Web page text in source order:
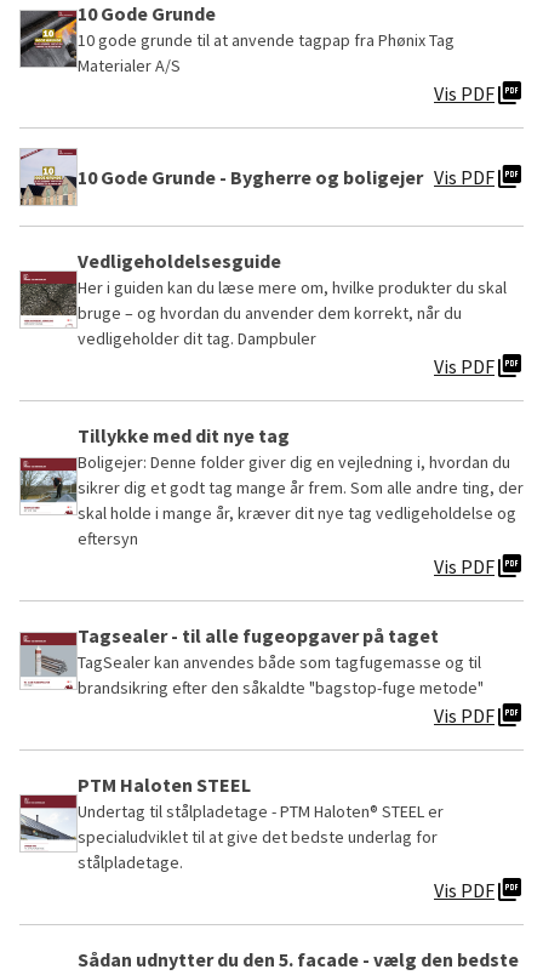
10 Gode Grunde
10 gode grunde til at anvende tagpap fra Phønix Tag
Materialer A/S
Vis PDFpicture_as_pdf
10 Gode Grunde - Bygherre og boligejer Vis PDFpicture_as_pdf
Vedligeholdelsesguide
Her i guiden kan du læse mere om, hvilke produkter du skal
bruge – og hvordan du anvender dem korrekt, når du
vedligeholder dit tag. Dampbuler
Vis PDFpicture_as_pdf
Tillykke med dit nye tag
Boligejer: Denne folder giver dig en vejledning i, hvordan du
sikrer dig et godt tag mange år frem. Som alle andre ting, der
skal holde i mange år, kræver dit nye tag vedligeholdelse og
eftersyn
Vis PDFpicture_as_pdf
Tagsealer - til alle fugeopgaver på taget
TagSealer kan anvendes både som tagfugemasse og til
brandsikring efter den såkaldte "bagstop-fuge metode"
Vis PDFpicture_as_pdf
PTM Haloten STEEL
Undertag til stålpladetage - PTM Haloten® STEEL er
specialudviklet til at give det bedste underlag for
stålpladetage.
Vis PDFpicture_as_pdf
Sådan udnytter du den 5. facade - vælg den bedste